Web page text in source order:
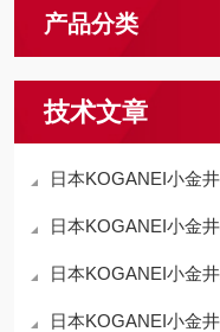
产品分类
技术文章
日本KOGANEI小金井紧
日本KOGANEI小金
日本KOGANEI小金井
日本KOGANEI小金井电磁